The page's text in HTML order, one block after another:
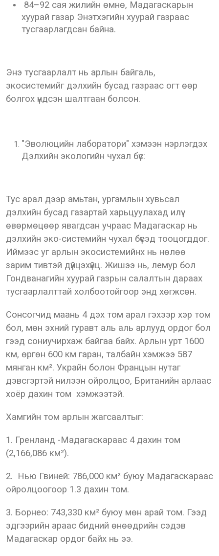
84–92 сая жилийн өмнө, Мадагаскарын
хуурай газар Энэтхэгийн хуурай газраас
тусгаарлагдсан байна.
Энэ тусгаарлалт нь арлын байгаль,
экосистемийг дэлхийн бусад газраас огт өөр
болгох үндсэн шалтгаан болсон.
"Эволюцийн лаборатори" хэмээн нэрлэгдэх
Дэлхийн экологийн чухал бүс:
Тус арал дээр амьтан, ургамлын хувьсал
дэлхийн бусад газартай харьцуулахад илүү
өвөрмөцөөр явагдсан учраас Мадагаскар нь
дэлхийн эко-системийн чухал бүсэд тооцогддог.
Иймээс уг арлын экосистемийнх нь нөлөө
зарим тивтэй дүйцэхүйц. Жишээ нь, лемур бол
Гондванагийн хуурай газрын салалтын дараах
тусгаарлалттай холбоотойгоор энд хөгжсөн.
Сонсогчид маань 4 дэх том арал гэхээр хэр том
бол, мөн эхний гуравт аль аль арлууд ордог бол
гээд сониучирхаж байгаа байх. Арлын урт 1600
км, өргөн 600 км гаран, талбайн хэмжээ 587
мянган км². Украйн болон Францын нутаг
дэвсгэртэй нилээн ойролцоо, Британийн арлаас
хоёр дахин том хэмжээтэй.
Хамгийн том арлын жагсаалтыг:
1. Гренланд -Мадагаскараас 4 дахин том
(2,166,086 км²).
2. Нью Гвиней: 786,000 км² буюу Мадагаскараас
ойролцоогоор 1.3 дахин том.
3. Борнео: 743,330 км² буюу мөн арай том. Гээд
эдгээрийн араас бидний өнөөдрийн сэдэв
Мадагаскар ордог байх нь ээ.